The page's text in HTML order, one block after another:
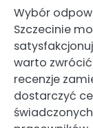
Wybór
Szczecinie
warto
recenzje
dostarczyć